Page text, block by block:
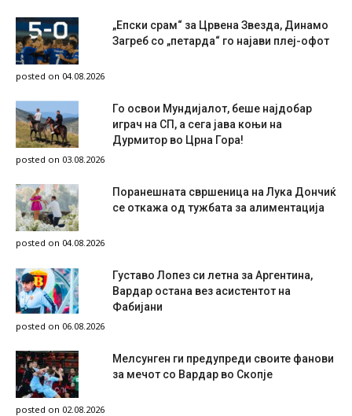
„Епски срам“ за Црвена Звезда, Динамо
Загреб со „петарда“ го најави плеј-офот
posted on 04.08.2026
Го освои Мундијалот, беше најдобар
играч на СП, а сега јава коњи на
Дурмитор во Црна Гора!
posted on 03.08.2026
Поранешната свршеница на Лука Дончиќ
се откажа од тужбата за алиментација
posted on 04.08.2026
Густаво Лопез си летна за Аргентина,
Вардар остана вез асистентот на
Фабијани
posted on 06.08.2026
Мелсунген ги предупреди своите фанови
за мечот со Вардар во Скопје
posted on 02.08.2026